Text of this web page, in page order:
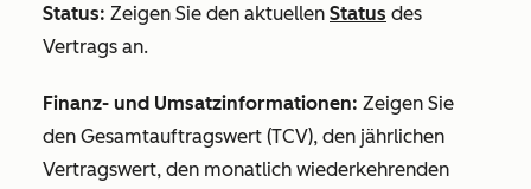
Status: Zeigen Sie den aktuellen Status des
Vertrags an.
Finanz- und Umsatzinformationen: Zeigen Sie
den Gesamtauftragswert (TCV), den jährlichen
Vertragswert, den monatlich wiederkehrenden